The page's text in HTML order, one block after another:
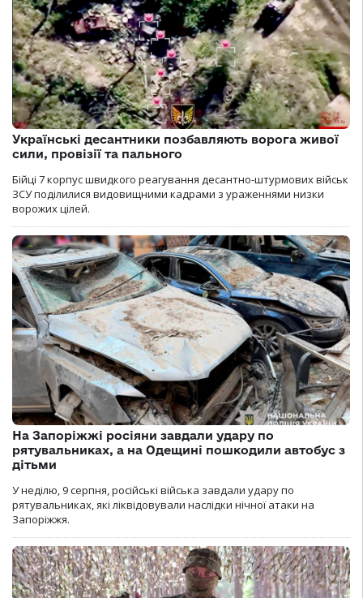
Українські десантники позбавляють ворога живої
сили, провізії та пального
Бійці 7 корпус швидкого реагування десантно-штурмових військ
ЗСУ поділилися видовищними кадрами з ураженнями низки
ворожих цілей.
На Запоріжжі росіяни завдали удару по
рятувальниках, а на Одещині пошкодили автобус з
дітьми
У неділю, 9 серпня, російські війська завдали удару по
рятувальниках, які ліквідовували наслідки нічної атаки на
Запоріжжя.